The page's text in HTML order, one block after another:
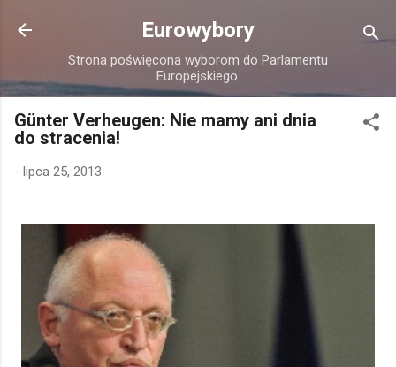
Przejdź do głównej zawartości
Eurowybory
Strona poświęcona wyborom do Parlamentu
Europejskiego.
Günter Verheugen: Nie mamy ani dnia
do stracenia!
- lipca 25, 2013